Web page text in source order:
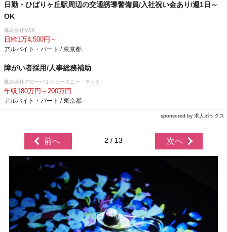
日勤・ひばりヶ丘駅周辺の交通誘導警備員/入社祝い金あり/週1日～
OK
株式会社MSK
日給1万4,500円～
アルバイト・パート / 東京都
障がい者採用/人事総務補助
株式会社グローバルヒューマニー・テック
年収180万円～200万円
アルバイト・パート / 東京都
sponsored by 求人ボックス
前へ 2 / 13 次へ